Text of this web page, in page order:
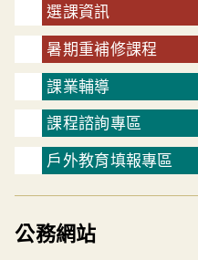
選課資訊
暑期重補修課程
課業輔導
課程諮詢專區
戶外教育填報專區
公務網站